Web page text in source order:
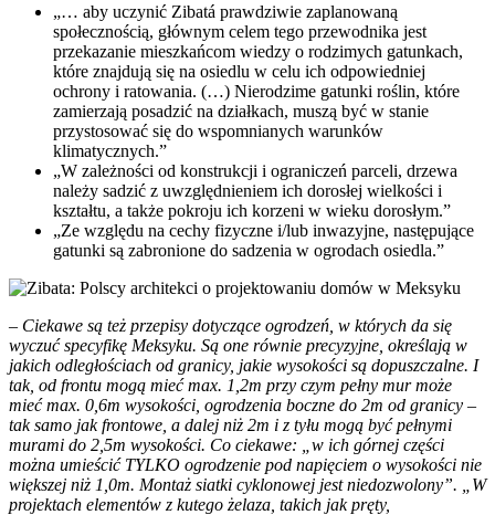
„… aby uczynić Zibatá prawdziwie zaplanowaną
społecznością, głównym celem tego przewodnika jest
przekazanie mieszkańcom wiedzy o rodzimych gatunkach,
które znajdują się na osiedlu w celu ich odpowiedniej
ochrony i ratowania. (…) Nierodzime gatunki roślin, które
zamierzają posadzić na działkach, muszą być w stanie
przystosować się do wspomnianych warunków
klimatycznych.”
„W zależności od konstrukcji i ograniczeń parceli, drzewa
należy sadzić z uwzględnieniem ich dorosłej wielkości i
kształtu, a także pokroju ich korzeni w wieku dorosłym.”
„Ze względu na cechy fizyczne i/lub inwazyjne, następujące
gatunki są zabronione do sadzenia w ogrodach osiedla.”
– Ciekawe są też przepisy dotyczące ogrodzeń, w których da się
wyczuć specyfikę Meksyku. Są one równie precyzyjne, określają w
jakich odległościach od granicy, jakie wysokości są dopuszczalne. I
tak, od frontu mogą mieć max. 1,2m przy czym pełny mur może
mieć max. 0,6m wysokości, ogrodzenia boczne do 2m od granicy –
tak samo jak frontowe, a dalej niż 2m i z tyłu mogą być pełnymi
murami do 2,5m wysokości. Co ciekawe: „w ich górnej części
można umieścić TYLKO ogrodzenie pod napięciem o wysokości nie
większej niż 1,0m. Montaż siatki cyklonowej jest niedozwolony”. „W
projektach elementów z kutego żelaza, takich jak pręty,